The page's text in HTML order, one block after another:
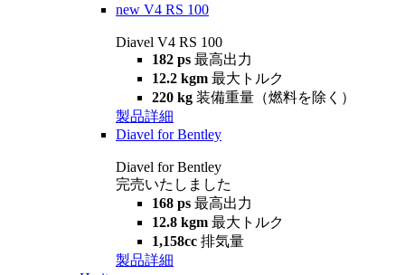
new V4 RS 100
Diavel V4 RS 100
182 ps 最高出力
12.2 kgm 最大トルク
220 kg 装備重量（燃料を除く）
製品詳細
Diavel for Bentley
Diavel for Bentley
完売いたしました
168 ps 最高出力
12.8 kgm 最大トルク
1,158cc 排気量
製品詳細